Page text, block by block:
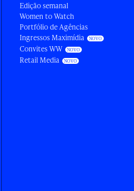
Edição semanal
Women to Watch
Portfólio de Agências
Ingressos Maximídia
Convites WW
Retail Media